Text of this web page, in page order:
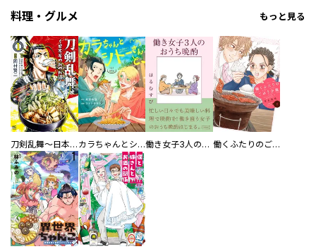
料理・グルメ もっと見る
刀剣乱舞～日本号つれづれ酒～ カラちゃんとシトーさんと、 【分冊版】 働き女子3人のおうち晩酌 働くふたりのごほうび飯